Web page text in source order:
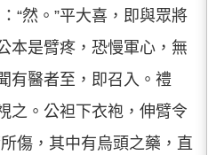
“然。”平大喜，即與眾將
本是臂疼，恐慢軍心，無
有醫者至，即召入。禮
之。公袒下衣袍，伸臂令
傷，其中有烏頭之藥，直